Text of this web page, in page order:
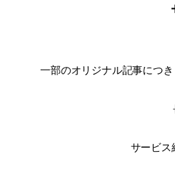
一部のオリジナル記事につ
サービス